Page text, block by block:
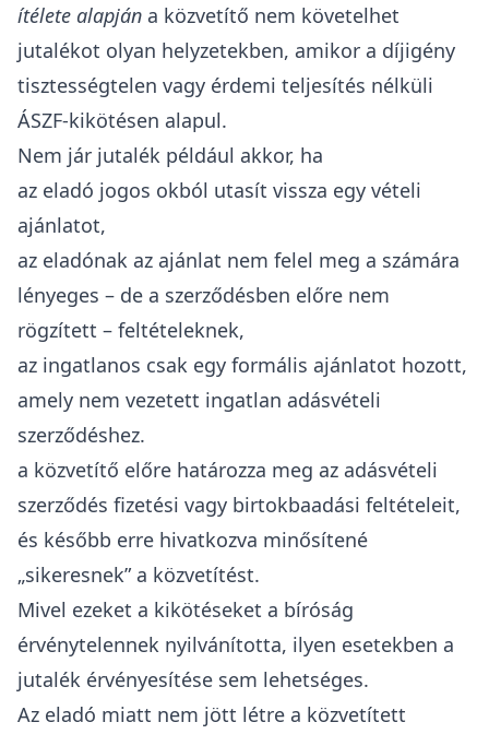
ítélete alapján a közvetítő nem követelhet
jutalékot olyan helyzetekben, amikor a díjigény
tisztességtelen vagy érdemi teljesítés nélküli
ÁSZF-kikötésen alapul.
Nem jár jutalék például akkor, ha
az eladó jogos okból utasít vissza egy vételi
ajánlatot,
az eladónak az ajánlat nem felel meg a számára
lényeges – de a szerződésben előre nem
rögzített – feltételeknek,
az ingatlanos csak egy formális ajánlatot hozott,
amely nem vezetett ingatlan adásvételi
szerződéshez.
a közvetítő előre határozza meg az adásvételi
szerződés fizetési vagy birtokbaadási feltételeit,
és később erre hivatkozva minősítené
„sikeresnek” a közvetítést.
Mivel ezeket a kikötéseket a bíróság
érvénytelennek nyilvánította, ilyen esetekben a
jutalék érvényesítése sem lehetséges.
Az eladó miatt nem jött létre a közvetített